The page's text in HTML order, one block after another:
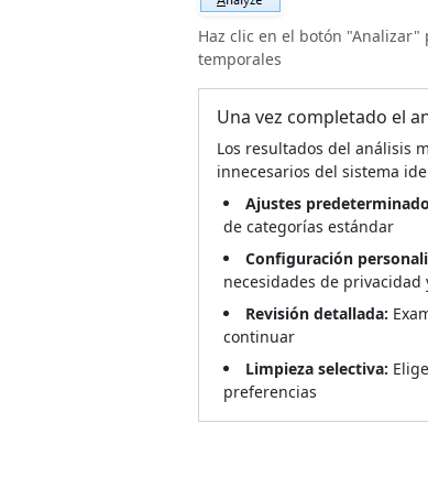
Haz clic en el botón "Analizar"
temporales
Una vez completado el
Los resultados del análisis
innecesarios del sistema
Ajustes
de categorías estándar
Configuración
necesidades de
Revisión detallada:
continuar
Limpieza selectiva:
preferencias